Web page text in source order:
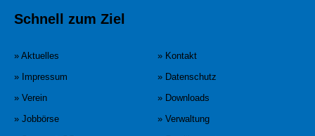
Schnell zum Ziel
» Aktuelles
» Kontakt
» Impressum
» Datenschutz
» Verein
» Downloads
» Jobbörse
» Verwaltung